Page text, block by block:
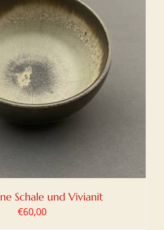
Schale und Vivianit
€60,00